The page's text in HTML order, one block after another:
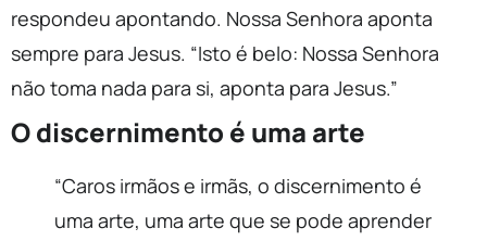
respondeu apontando. Nossa Senhora aponta
sempre para Jesus. “Isto é belo: Nossa Senhora
não toma nada para si, aponta para Jesus.”
O discernimento é uma arte
“Caros irmãos e irmãs, o discernimento é
uma arte, uma arte que se pode aprender